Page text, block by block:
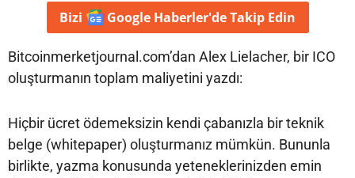
Bizi Google Haberler'deTakip Edin
Bitcoinmerketjournal.com’dan Alex Lielacher, bir ICO
oluşturmanın toplam maliyetini yazdı:
Hiçbir ücret ödemeksizin kendi çabanızla bir teknik
belge (whitepaper) oluşturmanız mümkün. Bununla
birlikte, yazma konusunda yeteneklerinizden emin